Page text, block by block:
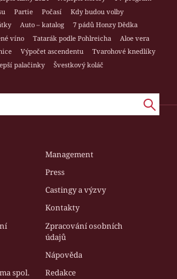
Partie Počasí
Kdy budou volby
Auto – katalog
7 pádů Honzy Dědka
víno Tatarák podle Pohlreicha
Aloe vera
Výpočet ascendentu
Tvarohové knedlíky
palačinky
Švestkový koláč
Management
Press
Castingy a výzvy
Kontakty
Zpracování osobních
údajů
Nápověda
spol.
Redakce